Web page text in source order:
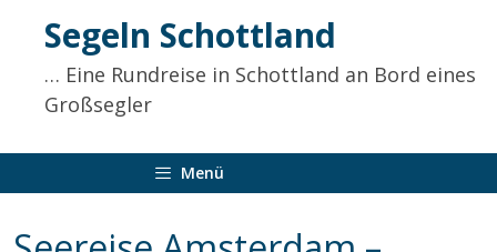
springenSegeln Schottland
… Eine Rundreise in Schottland an Bord eines
Großsegler
Menü